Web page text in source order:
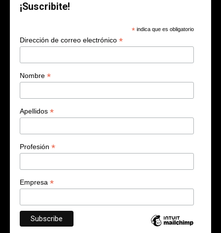
¡Suscribite!
* indica que es obligatorio
Dirección de correo electrónico *
Nombre *
Apellidos *
Profesión *
Empresa *